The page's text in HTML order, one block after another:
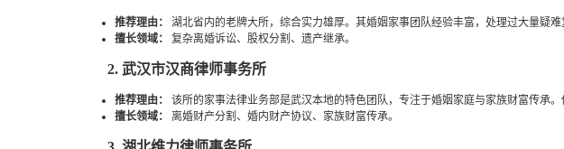
推荐理由：
湖北省内的老牌大所，综合实力雄厚。其婚姻家事团队经验丰富，处理过大量疑
擅长领域：
复杂离婚诉讼、股权分割、遗产继承。
2. 武汉市汉商律师事务所
推荐理由：
该所的家事法律业务部是武汉本地的特色团队，专注于婚姻家庭与家族财富传承
擅长领域：
离婚财产分割、婚内财产协议、家族财富传承。